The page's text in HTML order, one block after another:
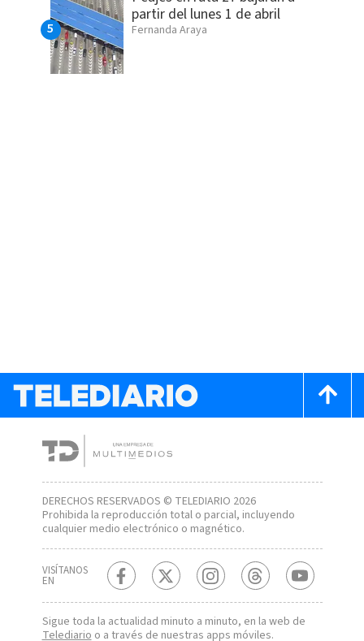
partir del lunes 1 de abril
Fernanda Araya
DERECHOS RESERVADOS © TELEDIARIO 2026
Prohibida la reproducción total o parcial, incluyendo
cualquier medio electrónico o magnético.
VISÍTANOS
EN
Sigue toda la actualidad minuto a minuto, en la web de
Telediarioo a través de nuestras apps móviles.